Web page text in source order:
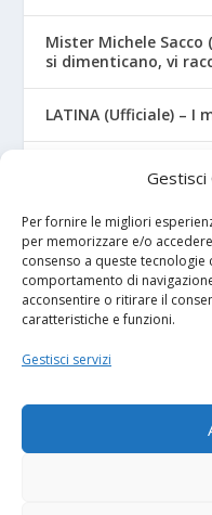
Gestisci
Per fornire le migliori
per memorizzare e/o
consenso a queste
comportamento di
acconsentire o ritirare il
caratteristiche e funzioni.
Gestisci servizi
Mister Michele Sacco
si dimenticano, vi
LATINA (Ufficiale) – I
CROTONE –
I NOSTRI
Calcio Panchina
Diretta.it